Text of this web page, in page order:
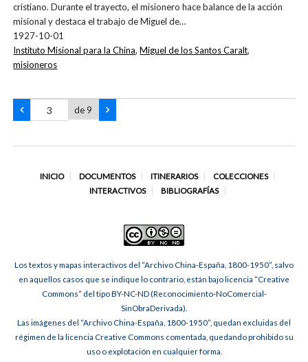
cristiano. Durante el trayecto, el misionero hace balance de la acción
misional y destaca el trabajo de Miguel de…
1927-10-01
Instituto Misional para la China,Miguel de los Santos Caralt,
misioneros
de 9
INICIO DOCUMENTOS ITINERARIOS
COLECCIONES
INTERACTIVOS
BIBLIOGRAFÍAS
Los textos y mapas interactivos del “Archivo China-España, 1800-1950”, salvo
en aquellos casos que se indique lo contrario, están bajo licencia “Creative
Commons” del tipo BY-NC-ND (Reconocimiento-NoComercial-
SinObraDerivada).
Las imágenes del “Archivo China-España, 1800-1950”, quedan excluidas del
régimen de la licencia Creative Commons comentada, quedando prohibido su
uso o explotación en cualquier forma.